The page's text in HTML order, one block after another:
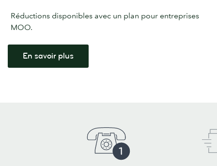
Réductions disponibles avec un plan pour entreprises
MOO.
En savoir plus